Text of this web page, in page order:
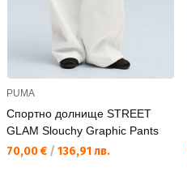
PUMA
Спортно долнище STREET
GLAM Slouchy Graphic Pants
Текуща цена:
70,00 € / 136,91 лв.